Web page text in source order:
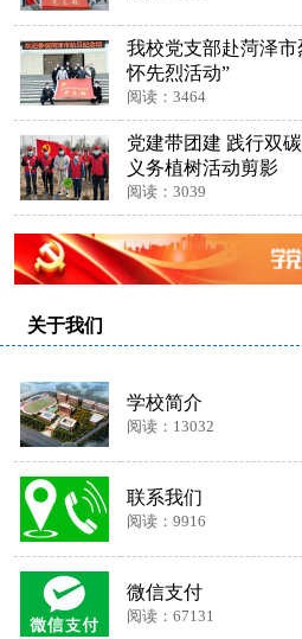
我校党支部赴菏泽
怀先烈活动”
阅读：3464
党建带团建 践行双
义务植树活动剪影
阅读：3039
关于我们
学校简介
阅读：13032
联系我们
阅读：9916
微信支付
阅读：67131